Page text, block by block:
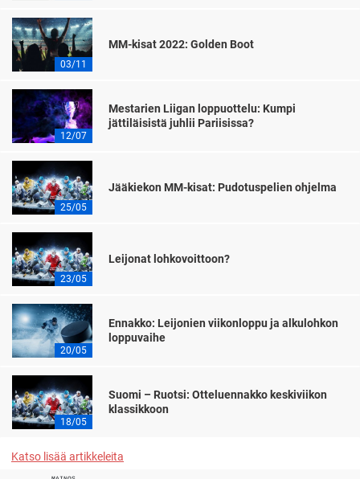
03/11
MM-kisat 2022: Golden Boot
12/07
Mestarien Liigan loppuottelu: Kumpi
jättiläisistä juhlii Pariisissa?
25/05
Jääkiekon MM-kisat: Pudotuspelien ohjelma
23/05
Leijonat lohkovoittoon?
20/05
Ennakko: Leijonien viikonloppu ja alkulohkon
loppuvaihe
18/05
Suomi – Ruotsi: Otteluennakko keskiviikon
klassikkoon
Katso lisää artikkeleita